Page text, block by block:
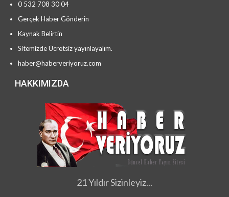
0 532 708 30 04
Gerçek Haber Gönderin
Kaynak Belirtin
Sitemizde Ücretsiz yayınlayalım.
haber@haberveriyoruz.com
HAKKIMIZDA
21 Yıldır Sizinleyiz...